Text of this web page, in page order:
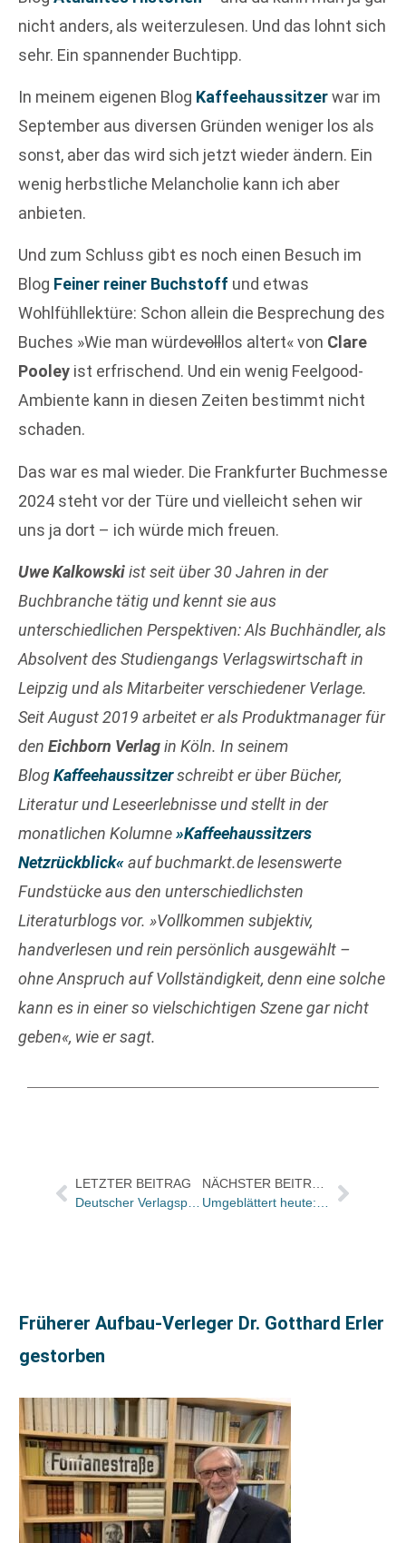
nicht anders, als weiterzulesen. Und das lohnt sich
sehr. Ein spannender Buchtipp.
In meinem eigenen Blog Kaffeehaussitzerwar im
September aus diversen Gründen weniger los als
sonst, aber das wird sich jetzt wieder ändern. Ein
wenig herbstliche Melancholie kann ich aber
anbieten.
Und zum Schluss gibt es noch einen Besuch im
Blog Feiner reiner Buchstoff und etwas
Wohlfühllektüre: Schon allein die Besprechung des
Buches »Wie man würdevoll los altert« von Clare
Pooley ist erfrischend. Und ein wenig Feelgood-
Ambiente kann in diesen Zeiten bestimmt nicht
schaden.
Das war es mal wieder. Die Frankfurter Buchmesse
2024 steht vor der Türe und vielleicht sehen wir
uns ja dort – ich würde mich freuen.
Uwe Kalkowskiist seit über 30 Jahren in der
Buchbranche tätig und kennt sie aus
unterschiedlichen Perspektiven: Als Buchhändler, als
Absolvent des Studiengangs Verlagswirtschaft in
Leipzig und als Mitarbeiter verschiedener Verlage.
Seit August 2019 arbeitet er als Produktmanager für
den Eichborn Verlagin Köln. In seinem
BlogKaffeehaussitzerschreibt er über Bücher,
Literatur und Leseerlebnisse und stellt in der
monatlichen Kolumne»Kaffeehaussitzers
Netzrückblick«auf buchmarkt.de lesenswerte
Fundstücke aus den unterschiedlichsten
Literaturblogs vor. »Vollkommen subjektiv,
handverlesen und rein persönlich ausgewählt –
ohne Anspruch auf Vollständigkeit, denn eine solche
kann es in einer so vielschichtigen Szene gar nicht
geben«, wie er sagt.
LETZTER BEITRAG
Deutscher Verlagspreis 2024: Diese 84 Verlage wurden ausgezeichnet
NÄCHSTER BEITRAG
Umgeblättert heute: „Ein beeindruckend tiefes Buch“
Früherer Aufbau-Verleger Dr. Gotthard Erler
gestorben